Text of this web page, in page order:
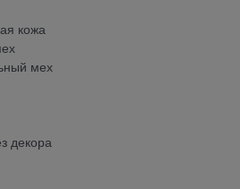
кожа
мех
декора